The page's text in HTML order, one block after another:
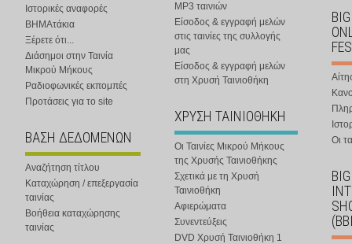
Ιστορικές αναφορές
ΒΗΜΑτάκια
Ξέρετε ότι...
Διάσημοι στην Ταινία
Μικρού Μήκους
Ραδιοφωνικές εκπομπές
Προτάσεις για το site
ΒΑΣΗ ΔΕΔΟΜΕΝΩΝ
Αναζήτηση τίτλου
Καταχώρηση / επεξεργασία
ταινίας
Βοήθεια καταχώρησης
ταινίας
MP3 ταινιών
Είσοδος & εγγραφή μελών
στις ταινίες της συλλογής
μας
Είσοδος & εγγραφή μελών
στη Χρυσή Ταινιοθήκη
ΧΡΥΣΗ ΤΑΙΝΙΟΘΗΚΗ
Οι Ταινίες Μικρού Μήκους
της Χρυσής Ταινιοθήκης
Σχετικά με τη Χρυσή
Ταινιοθήκη
Αφιερώματα
Συνεντεύξεις
DVD Χρυσή Ταινιοθήκη 1
Οι